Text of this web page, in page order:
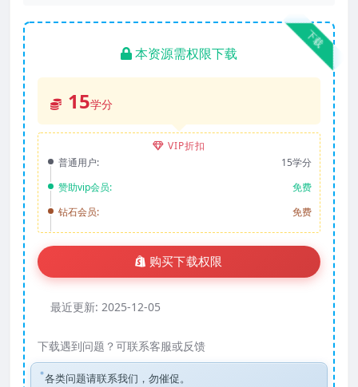
下载
本资源需权限下载
15学分
VIP折扣
普通用户:
15学分
赞助vip会员:
免费
钻石会员:
免费
购买下载权限
最近更新: 2025-12-05
下载遇到问题？可联系客服或反馈
各类问题请联系我们，勿催促。